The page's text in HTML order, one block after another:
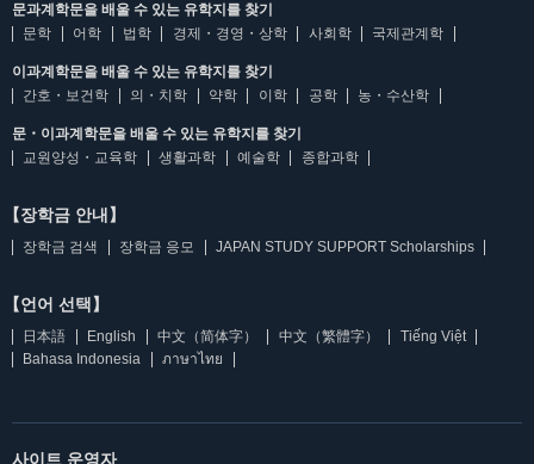
문과계학문을 배울 수 있는 유학지를 찾기
문학
어학 법학 경제・경영・상학 사회학 국제관계학
이과계학문을 배울 수 있는 유학지를 찾기
간호・보건학
의・치학 약학 이학 공학 농・수산학
문・이과계학문을 배울 수 있는 유학지를 찾기
교원양성・교육학
생활과학 예술학 종합과학
【장학금 안내】
장학금 검색 장학금 응모 JAPAN STUDY SUPPORT Scholarships
【언어 선택】
日本語 English 中文（简体字） 中文（繁體字）
Tiếng Việt
Bahasa Indonesia
ภาษาไทย
사이트 운영자